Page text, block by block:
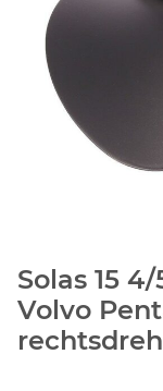
Solas 15
Volvo